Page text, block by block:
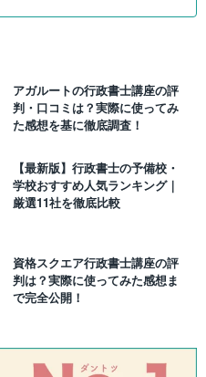
アガルートの行政書士講座の評
判・口コミは？実際に使ってみ
た感想を基に徹底調査！
【最新版】行政書士の予備校・
学校おすすめ人気ランキング｜
厳選11社を徹底比較
資格スクエア行政書士講座の評
判は？実際に使ってみた感想ま
で完全公開！